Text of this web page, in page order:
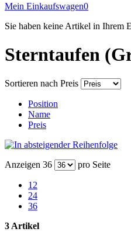
Mein Einkaufswagen0
Sie haben keine Artikel in Ihrem
Sterntaufen
Sortieren nach Preis
Position
Name
Preis
Anzeigen 36 pro Seite
12
24
36
3 Artikel